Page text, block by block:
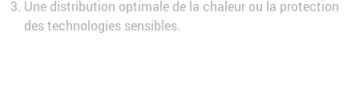
Une distribution optimale de la chaleur ou la protection
des technologies sensibles.